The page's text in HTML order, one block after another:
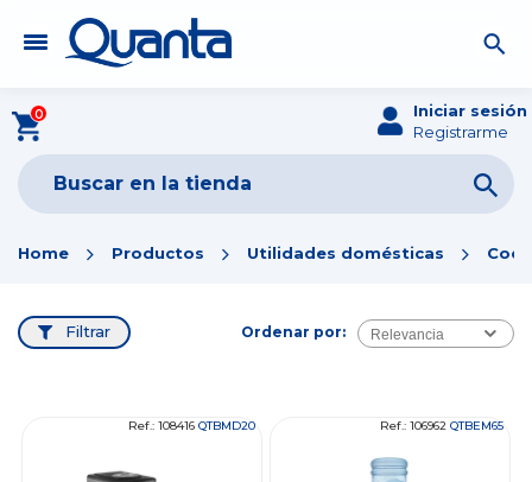
0
Iniciar sesión
Registrarme
Home Productos Utilidades domésticas
Ordenar por: Relevancia
Filtrar
Ref.: 108416 QTBMD20 Ref.: 106962 QTBEM65